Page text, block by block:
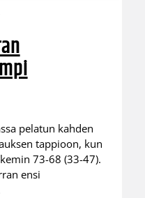
pelatun kahden
tappioon, kun
73-68 (33-47).
ensi